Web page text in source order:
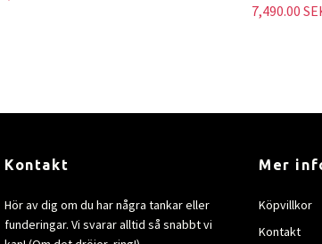
7,490.00
Kontakt
Hör av dig om du har några tankar eller
funderingar. Vi svarar alltid så snabbt vi
Mer
Köpvillkor
Kontakt